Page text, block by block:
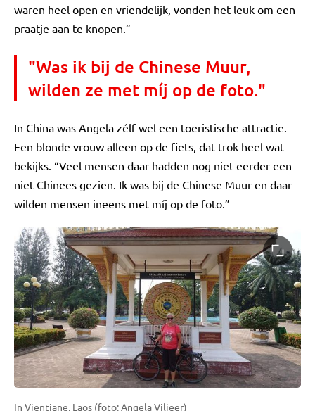
waren heel open en vriendelijk, vonden het leuk om een
praatje aan te knopen.”
"Was ik bij de Chinese Muur,
wilden ze met míj op de foto."
In China was Angela zélf wel een toeristische attractie.
Een blonde vrouw alleen op de fiets, dat trok heel wat
bekijks. “Veel mensen daar hadden nog niet eerder een
niet-Chinees gezien. Ik was bij de Chinese Muur en daar
wilden mensen ineens met míj op de foto.”
In Vientiane, Laos (foto: Angela Viljeer)